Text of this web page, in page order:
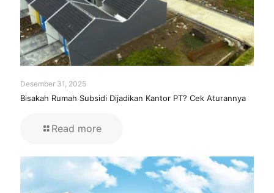
Desember 31, 2025
Bisakah Rumah Subsidi Dijadikan Kantor PT? Cek Aturannya
Read more